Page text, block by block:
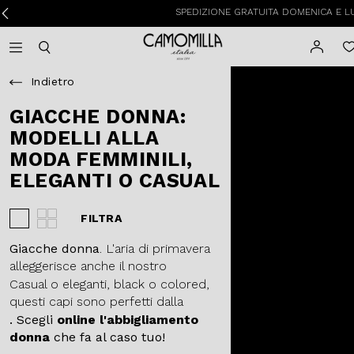
SPEDIZIONE GRATUITA DOMENICA E LUNEDI
Camomilla Italia®
Indietro
GIACCHE DONNA:
MODELLI ALLA
MODA FEMMINILI,
ELEGANTI O CASUAL
FILTRA
Giacche donna. L'aria di primavera
alleggerisce anche il nostro
guardaroba. Viapiumini invernalie
cappotti in lana, dentro giacche e,
se preferisci,blazer.
Casual o eleganti, black o colored,
questi capi sono perfetti dalla
mattina alla sera e doneranno un
tocco glam ad ogni tuo outfit.
. Scegli online l'abbigliamento
donna che fa al caso tuo!